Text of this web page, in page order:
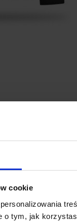
cookie
o tym, jak